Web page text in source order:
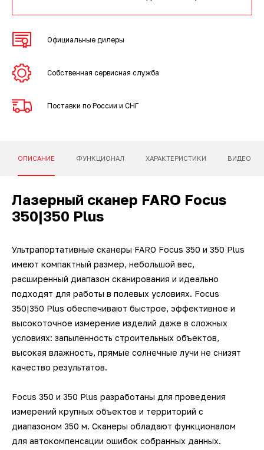
Официальные дилеры
Собственная сервисная служба
Поставки по России и СНГ
ОПИСАНИЕ ФУНКЦИОНАЛ ХАРАКТЕРИСТИКИ ВИДЕО
Лазерный сканер FARO Focus
350|350 Plus
Ультрапортативные сканеры FARO Focus 350 и 350 Plus
имеют компактный размер, небольшой вес,
расширенный диапазон сканирования и идеально
подходят для работы в полевых условиях. Focus
350|350 Plus обеспечивают быстрое, эффективное и
высокоточное измерение изделий даже в сложных
условиях: запыленность строительных объектов,
высокая влажность, прямые солнечные лучи не снизят
качество результатов.
Focus 350 и 350 Plus разработаны для проведения
измерений крупных объектов и территорий с
диапазоном 350 м. Сканеры обладают функционалом
для автокомпенсации ошибок собранных данных.
3D-сканеры для измерительных
ПО Volume Graphics
ПО TubeShaper
ПО GOM